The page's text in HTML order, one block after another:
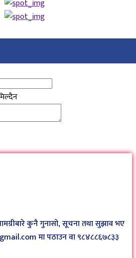
कुनै गुनासो, सूचना तथा सुझाव भए
मा पठाउन वा ९८४८८६७८३३